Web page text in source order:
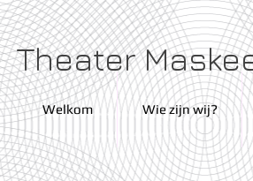
Theater
Welkom Wie zijn wij?